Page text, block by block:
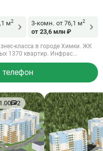
м2 3-комн. от 76,1 м2
от 23,6 млн ₽
класса в городе Химки. ЖК
1370 квартир. Инфрас...
телефон
1.00 2